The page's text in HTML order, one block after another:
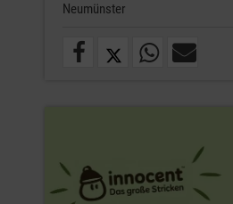
Neumünster